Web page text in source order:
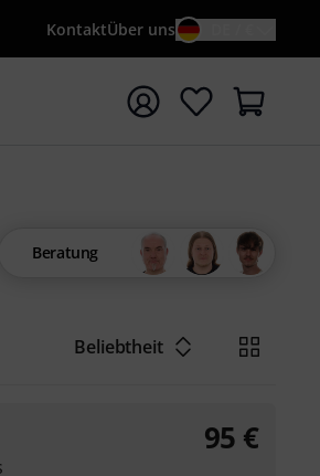
KontaktÜber uns
starten
Beratung
Beliebtheit
95 €